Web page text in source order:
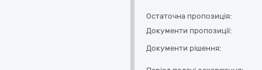
Остаточна пропозиція:
Документи пропозиції:
Документи рішення: